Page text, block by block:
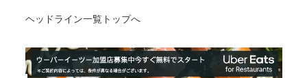
ヘッドライン一覧トップへ